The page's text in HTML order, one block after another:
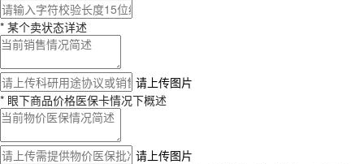
* 某个卖状态详述
请上传图片
* 眼下商品价格医保卡情况下概述
请上传图片